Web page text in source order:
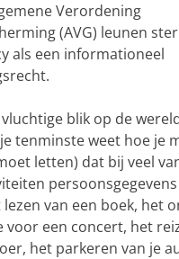
Verordening
(AVG) leunen
als een informationeel
blik op de
tenminste weet hoe je
letten) dat bij veel
van een boek, het
voor een concert, het
het parkeren van je